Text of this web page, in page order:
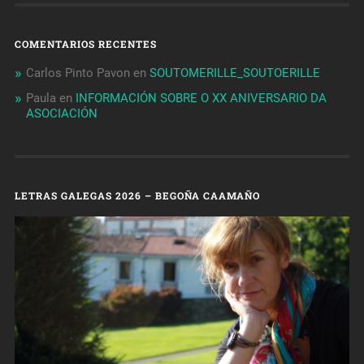
COMENTARIOS RECENTES
Carlos Pinto Pavon en SOUTOMERILLE_SOUTOERILLE
Paula en
INFORMACIÓN SOBRE O XX ANIVERSARIO DA
ASOCIACIÓN
LETRAS GALEGAS 2026 – BEGOÑA CAAMAÑO